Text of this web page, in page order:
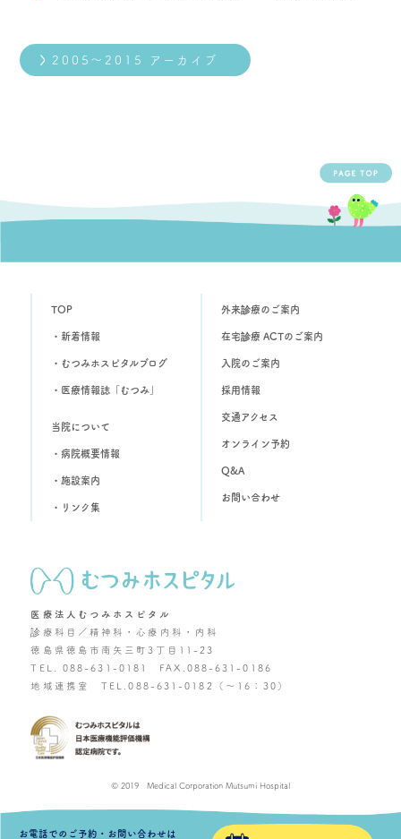
2005～2015 アーカイブ
TOP
・新着情報
・むつみホスピタルブログ
・医療情報誌「むつみ」
当院について
・病院概要情報
・施設案内
・リンク集
外来診療のご案内
在宅診療 ACTのご案内
入院のご案内
採用情報
交通アクセス
オンライン予約
Q&A
お問い合わせ
医療法人むつみホスピタル
診療科目／精神科・心療内科・内科
徳島県徳島市南矢三町3丁目11-23
TEL. 088-631-0181 FAX.088-631-0186
地域連携室 TEL.088-631-0182（～16：30）
© 2019 Medical Corporation Mutsumi Hospital
お電話でのご予約・お問い合わせは